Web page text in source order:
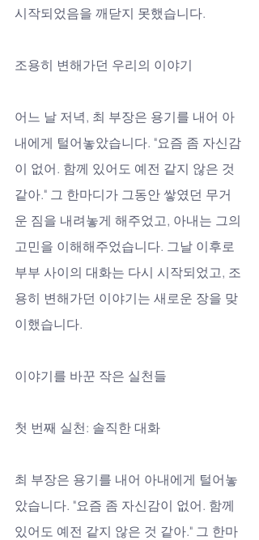
시작되었음을 깨닫지 못했습니다.
조용히 변해가던 우리의 이야기
어느 날 저녁, 최 부장은 용기를 내어 아
내에게 털어놓았습니다. "요즘 좀 자신감
이 없어. 함께 있어도 예전 같지 않은 것
같아." 그 한마디가 그동안 쌓였던 무거
운 짐을 내려놓게 해주었고, 아내는 그의
고민을 이해해주었습니다. 그날 이후로
부부 사이의 대화는 다시 시작되었고, 조
용히 변해가던 이야기는 새로운 장을 맞
이했습니다.
이야기를 바꾼 작은 실천들
첫 번째 실천: 솔직한 대화
최 부장은 용기를 내어 아내에게 털어놓
았습니다. "요즘 좀 자신감이 없어. 함께
있어도 예전 같지 않은 것 같아." 그 한마